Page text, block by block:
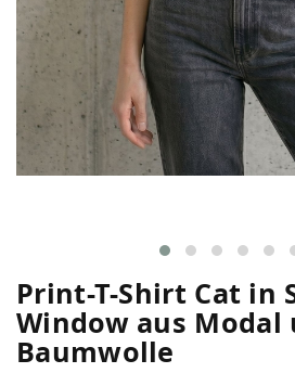
Print-T-Shirt Cat in
Window aus Modal
Baumwolle